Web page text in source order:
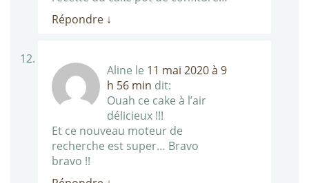
Répondre ↓
Aline le 11 mai 2020 à 9
h 56 min dit:
Ouah ce cake à l’air
délicieux !!!
Et ce nouveau moteur de
recherche est super… Bravo
bravo !!